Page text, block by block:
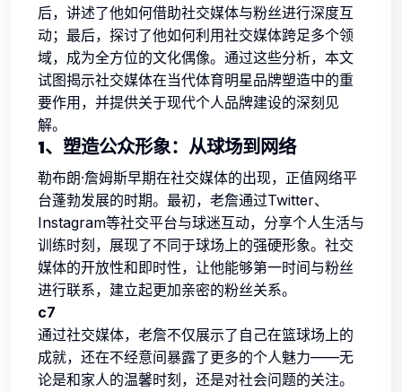
后，讲述了他如何借助社交媒体与粉丝进行深度互
动；最后，探讨了他如何利用社交媒体跨足多个领
域，成为全方位的文化偶像。通过这些分析，本文
试图揭示社交媒体在当代体育明星品牌塑造中的重
要作用，并提供关于现代个人品牌建设的深刻见
解。
1、塑造公众形象：从球场到网络
勒布朗·詹姆斯早期在社交媒体的出现，正值网络平
台蓬勃发展的时期。最初，老詹通过Twitter、
Instagram等社交平台与球迷互动，分享个人生活与
训练时刻，展现了不同于球场上的强硬形象。社交
媒体的开放性和即时性，让他能够第一时间与粉丝
进行联系，建立起更加亲密的粉丝关系。
c7
通过社交媒体，老詹不仅展示了自己在篮球场上的
成就，还在不经意间暴露了更多的个人魅力——无
论是和家人的温馨时刻，还是对社会问题的关注。